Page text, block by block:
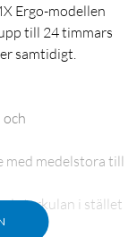
Ergo-modellen
till 24 timmars
samtidigt.
med medelstora till
styrkulan i stället